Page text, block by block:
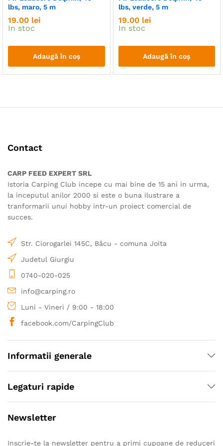
produsului.
produsului.
lbs, maro, 5 m
19.00 lei
In stoc
Adaugă în coș
lbs, verde, 5 m
19.00 lei
In stoc
Adaugă în coș
Contact
CARP FEED EXPERT SRL
Istoria Carping Club incepe cu mai bine de 15 ani in urma,
la inceputul anilor 2000 si este o buna ilustrare a
tranformarii unui hobby intr-un proiect comercial de
succes.
Str. Ciorogarlei 145C, Bâcu - comuna Joita
Judetul Giurgiu
0740-020-025
info@carping.ro
Luni - Vineri / 9:00 - 18:00
facebook.com/CarpingClub
Informatii generale
Legaturi rapide
Newsletter
Inscrie-te la newsletter pentru a primi cupoane de reduceri